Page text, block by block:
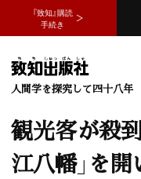
『致知』購読
手続き
人間学を探究して四十八年
観光客が殺
江八幡」を